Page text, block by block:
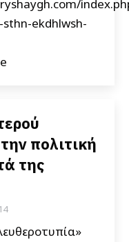
ekdhlwsh-
πολιτική
της